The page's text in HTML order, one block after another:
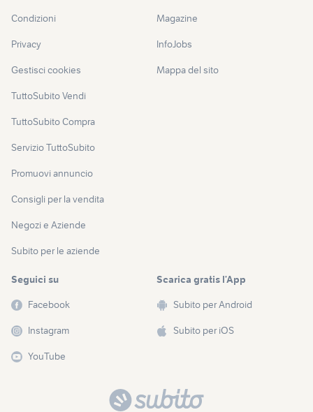
Condizioni
Privacy
Gestisci cookies
TuttoSubito Vendi
TuttoSubito Compra
Servizio TuttoSubito
Promuovi annuncio
Consigli per la vendita
Negozi e Aziende
Subito per le aziende
Magazine
InfoJobs
Mappa del sito
Seguici su
Facebook
Instagram
YouTube
Scarica gratis l’App
Subito per Android
Subito per iOS